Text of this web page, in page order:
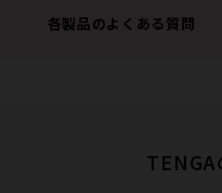
各製品のよくある質問